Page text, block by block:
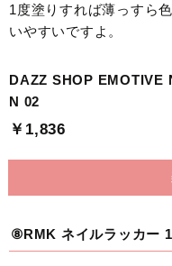
1度塗りすれば薄っすら
いやすいですよ。
DAZZ SHOP EMOTIVE
N 02
￥1,836
⑧RMK ネイルラッカー